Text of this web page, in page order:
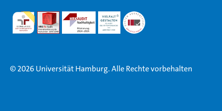
© 2026 Universität Hamburg. Alle Rechte vorbehalten